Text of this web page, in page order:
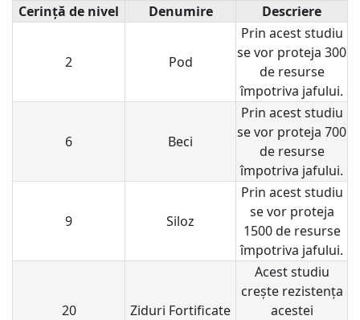
Cerință de nivel Denumire Descriere
2 Pod
Prin acest studiu
se vor proteja 300
de resurse
împotriva jafului.
6 Beci
Prin acest studiu
se vor proteja 700
de resurse
împotriva jafului.
9 Siloz
Prin acest studiu
se vor proteja
1500 de resurse
împotriva jafului.
20 Ziduri Fortificate
Acest studiu
creşte rezistenţa
acestei